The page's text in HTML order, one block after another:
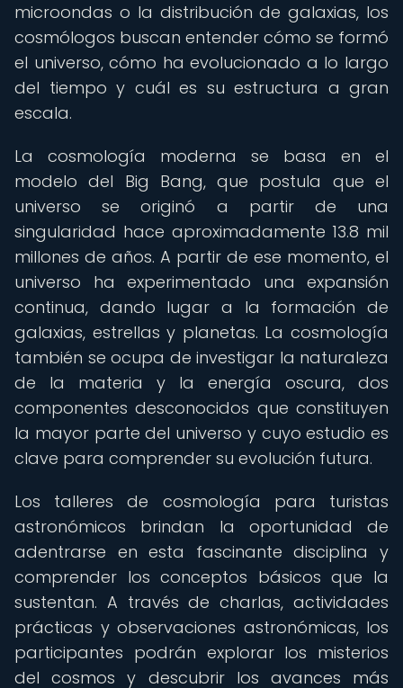
microondas o la distribución de galaxias, los
cosmólogos buscan entender cómo se formó
el universo, cómo ha evolucionado a lo largo
del tiempo y cuál es su estructura a gran
escala.
La cosmología moderna se basa en el
modelo del Big Bang, que postula que el
universo se originó a partir de una
singularidad hace aproximadamente 13.8 mil
millones de años. A partir de ese momento, el
universo ha experimentado una expansión
continua, dando lugar a la formación de
galaxias, estrellas y planetas. La cosmología
también se ocupa de investigar la naturaleza
de la materia y la energía oscura, dos
componentes desconocidos que constituyen
la mayor parte del universo y cuyo estudio es
clave para comprender su evolución futura.
Los talleres de cosmología para turistas
astronómicos brindan la oportunidad de
adentrarse en esta fascinante disciplina y
comprender los conceptos básicos que la
sustentan. A través de charlas, actividades
prácticas y observaciones astronómicas, los
participantes podrán explorar los misterios
del cosmos y descubrir los avances más